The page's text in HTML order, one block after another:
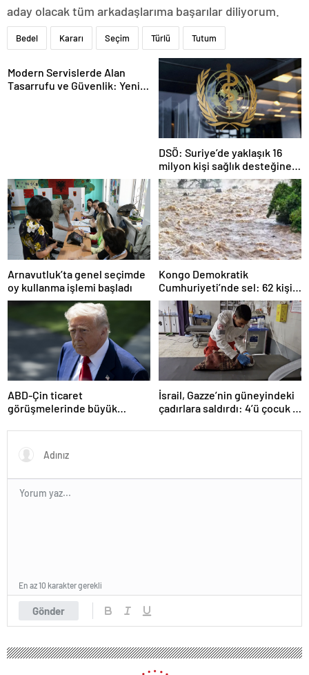
aday olacak tüm arkadaşlarıma başarılar diliyorum.
Bedel Kararı Seçim Türlü Tutum
Modern Servislerde Alan
Tasarrufu ve Güvenlik: Yeni
DSÖ: Suriye’de yaklaşık 16
milyon kişi sağlık desteğine
ihtiyaç duyuyor
Arnavutluk’ta genel seçimde
oy kullanma işlemi başladı
Kongo Demokratik
Cumhuriyeti’nde sel: 62 kişi
hayatını kaybetti
ABD-Çin ticaret
görüşmelerinde büyük
İsrail, Gazze’nin güneyindeki
çadırlara saldırdı: 4’ü çocuk 8
Gönder
En az 10 karakter gerekli